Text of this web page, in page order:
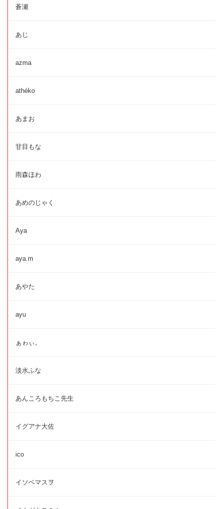
蒼瀬
あじ
azma
athéko
あまお
甘目もな
雨森ほわ
あめのじゃく
Aya
aya.m
あやた
ayu
ぁゎぃ。
淡水ふな
あんころもちこ先生
イグアナ大佐
ico
イソベマスヲ